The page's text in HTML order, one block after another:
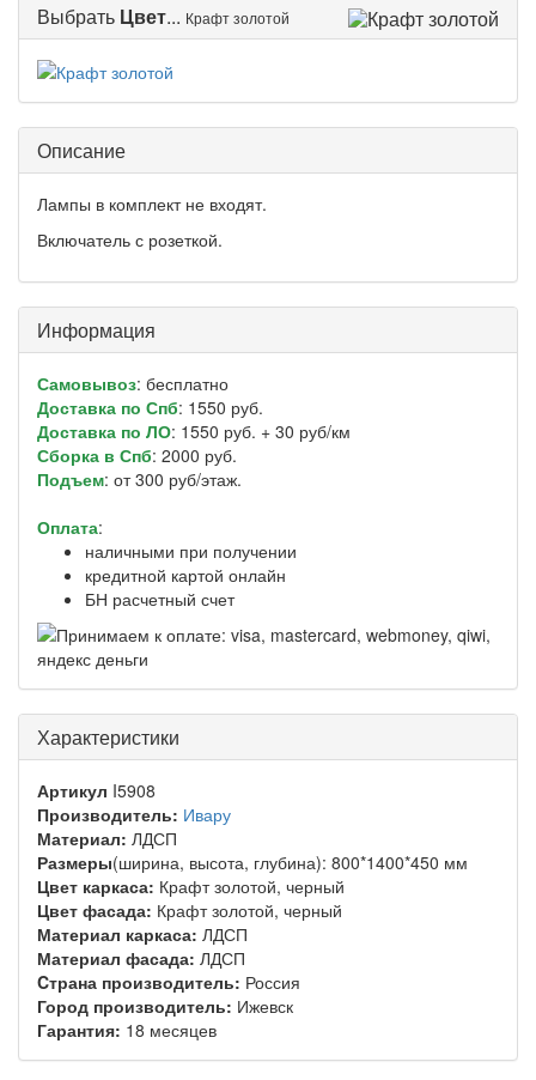
Выбрать Цвет... Крафт золотой
Описание
Лампы в комплект не входят.
Включатель с розеткой.
Информация
Самовывоз: бесплатно
Доставка по Спб: 1550 руб.
Доставка по ЛО: 1550 руб. + 30 руб/км
Сборка в Спб: 2000 руб.
Подъем: от 300 руб/этаж.
Оплата:
наличными при получении
кредитной картой онлайн
БН расчетный счет
Характеристики
Артикул I5908
Производитель: Ивару
Материал: ЛДСП
Размеры(ширина, высота, глубина): 800*1400*450 мм
Цвет каркаса: Крафт золотой, черный
Цвет фасада: Крафт золотой, черный
Материал каркаса: ЛДСП
Материал фасада: ЛДСП
Cтрана производитель: Россия
Город производитель: Ижевск
Гарантия: 18 месяцев